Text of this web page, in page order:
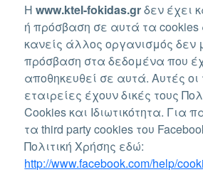
Ηwww.ktel-fokidas.grδεν έχει
ή πρόσβαση σε αυτά τα cookies
κανείς άλλος οργανισμός δεν
πρόσβαση στα δεδομένα που
αποθηκευθεί σε αυτά. Αυτές οι
εταιρείες έχουν δικές τους
Cookies και Ιδιωτικότητα. Για
τα third party cookies του
Πολιτική Χρήσης εδώ:
http://www.facebook.com/help/